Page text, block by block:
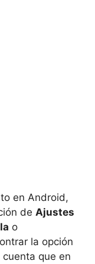
en Android,
de Ajustes
o
la opción
que en